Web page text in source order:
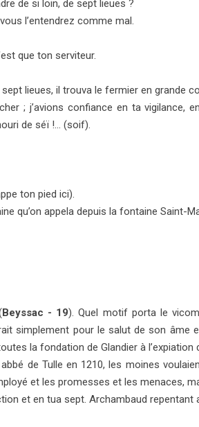
de si loin, de sept lieues ?
l’entendrez comme mal.
que ton serviteur.
lieues, il trouva le fermier en grande
; j’avions confiance en ta vigilance,
de séï !… (soif).
ton pied ici).
qu’on appela depuis la fontaine Saint-
Beyssac - 19). Quel motif porta le
simplement pour le salut de son
la fondation de Glandier à
de Tulle en 1210, les moines
et les promesses et les menaces,
et en tua sept. Archambaud